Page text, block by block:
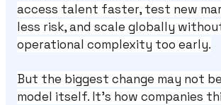
access talent faster, test new
less risk, and scale globally
operational complexity too early.
But the biggest change may not
model itself. It’s how companies